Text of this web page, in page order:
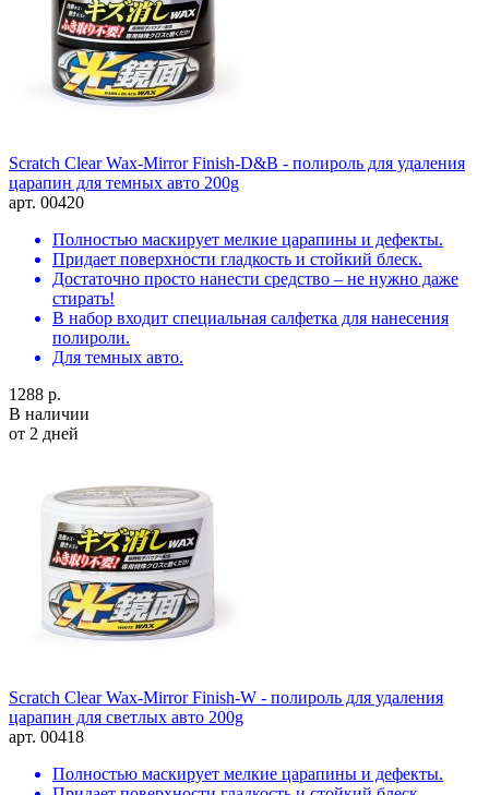
Scratch Clear Wax-Mirror Finish-D&B - полироль для удаления
царапин для темных авто 200g
арт. 00420
Полностью маскирует мелкие царапины и дефекты.
Придает поверхности гладкость и стойкий блеск.
Достаточно просто нанести средство – не нужно даже
стирать!
В набор входит специальная салфетка для нанесения
полироли.
Для темных авто.
1288 р.
В наличии
от 2 дней
Scratch Clear Wax-Mirror Finish-W - полироль для удаления
царапин для светлых авто 200g
арт. 00418
Полностью маскирует мелкие царапины и дефекты.